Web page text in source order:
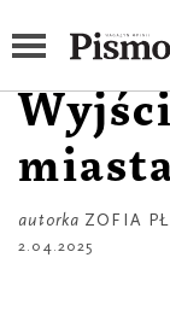
W
autorka ZOFIA
2.04.2025